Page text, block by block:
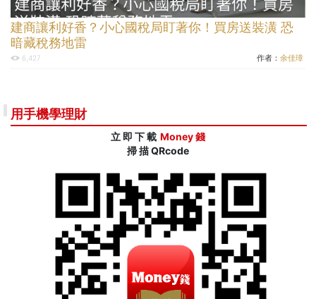
建商讓利好香？小心國稅局盯著你！買房送裝潢 恐
暗藏稅務地雷
6,427 作者： 余佳璋
用手機學理財
立 即 下 載 Money 錢
掃 描 QRcode